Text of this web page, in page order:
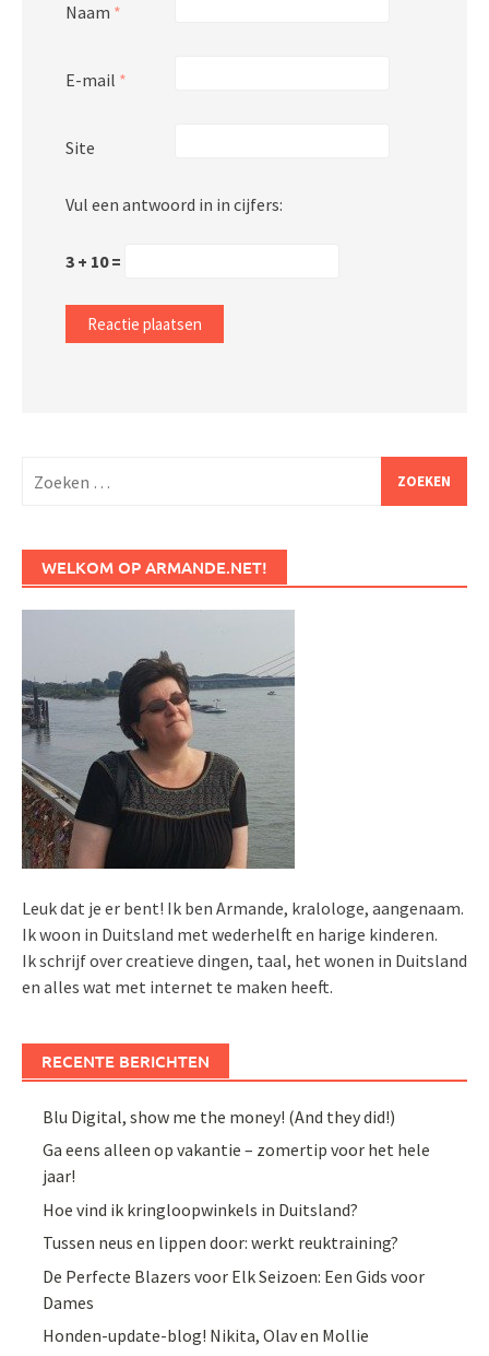
Naam *
E-mail *
Site
Vul een antwoord in in cijfers:
3 + 10 =
naar:
WELKOM OP ARMANDE.NET!
Leuk dat je er bent! Ik ben Armande, kralologe, aangenaam.
Ik woon in Duitsland met wederhelft en harige kinderen.
Ik schrijf over creatieve dingen, taal, het wonen in Duitsland
en alles wat met internet te maken heeft.
RECENTE BERICHTEN
Blu Digital, show me the money! (And they did!)
Ga eens alleen op vakantie – zomertip voor het hele
jaar!
Hoe vind ik kringloopwinkels in Duitsland?
Tussen neus en lippen door: werkt reuktraining?
De Perfecte Blazers voor Elk Seizoen: Een Gids voor
Dames
Honden-update-blog! Nikita, Olav en Mollie